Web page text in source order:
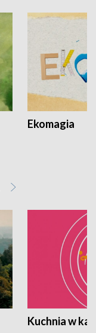
Ekomagia
Kuchnia w